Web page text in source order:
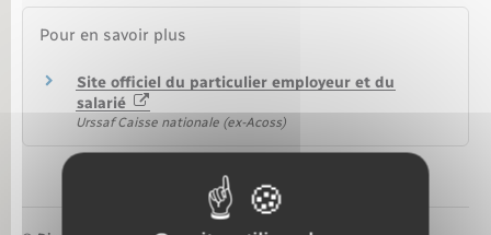
Pour en savoir plus
Site officiel du particulier employeur et du
salarié
Urssaf Caisse nationale (ex-Acoss)